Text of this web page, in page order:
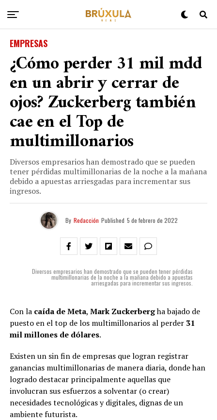
EMPRESAS
¿Cómo perder 31 mil mdd
en un abrir y cerrar de
ojos? Zuckerberg también
cae en el Top de
multimillonarios
Diversos empresarios han demostrado que se pueden
tener pérdidas multimillonarias de la noche a la mañana
debido a apuestas arriesgadas para incrementar sus
ingresos.
By Redacción Published 5 de febrero de 2022
Diversos empresarios han demostrado que se pueden tener pérdidas
multimillonarias de la noche a la mañana debido a apuestas
arriesgadas para incrementar sus ingresos.
Con la caída de Meta, Mark Zuckerbergha bajado de
puesto en el top de los multimillonarios al perder 31
mil millones de dólares.
Existen un sin fin de empresas que logran registrar
ganancias multimillonarias de manera diaria, donde han
logrado destacar principalmente aquellas que
involucran sus esfuerzos a solventar (o crear)
necesidades tecnológicas y digitales, dignas de un
ambiente futurista.